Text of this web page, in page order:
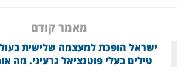
מאמר קודם
ישראל הופכת למעצמה שלישית
טילים בעלי פוטנציאל גרעיני. מה